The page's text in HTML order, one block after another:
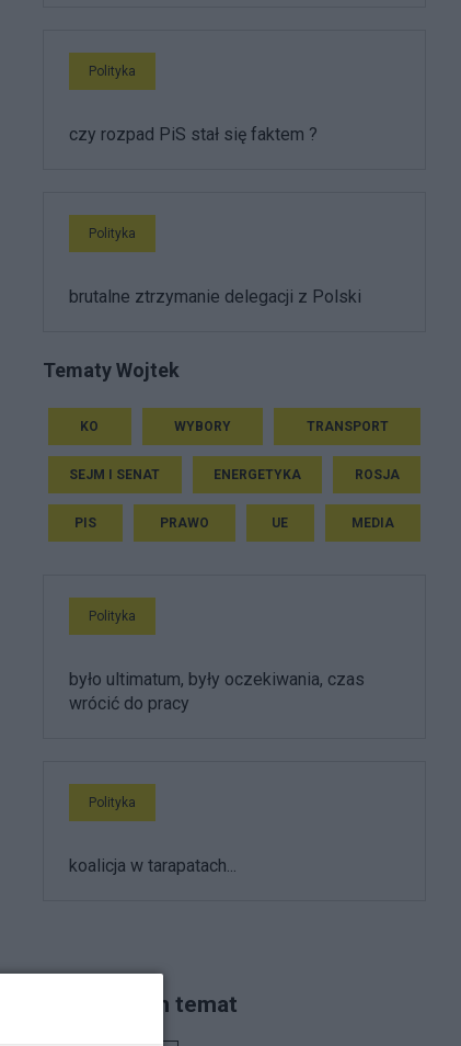
Polityka
czy rozpad PiS stał się faktem ?
Polityka
brutalne ztrzymanie delegacji z Polski
Tematy Wojtek
KO WYBORY TRANSPORT
SEJM I SENAT ENERGETYKA ROSJA
PIS PRAWO UE MEDIA
Polityka
było ultimatum, były oczekiwania, czas
wrócić do pracy
Polityka
koalicja w tarapatach...
Piszą na ten temat